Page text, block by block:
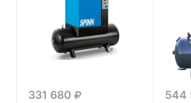
331 680 544